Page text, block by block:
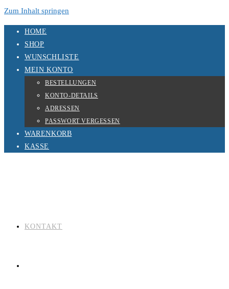
Zum Inhalt springen
HOME
SHOP
WUNSCHLISTE
MEIN KONTO
BESTELLUNGEN
KONTO-DETAILS
ADRESSEN
PASSWORT VERGESSEN
WARENKORB
KASSE
KONTAKT